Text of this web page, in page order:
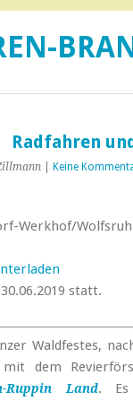
Radfahren
Keine
Werkhof/
statt.
Waldfestes,
mit dem
Ruppin Land. Es